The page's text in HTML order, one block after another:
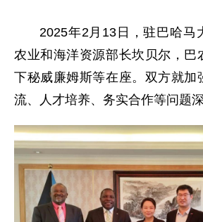
2025年2月13日，驻巴哈马
农业和海洋资源部长坎贝尔，巴
下秘威廉姆斯等在座。双方就加
流、人才培养、务实合作等问题